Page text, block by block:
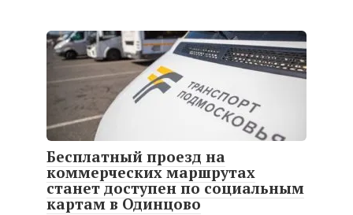
Бесплатный проезд на
коммерческих маршрутах
станет доступен по социальным
картам в Одинцово